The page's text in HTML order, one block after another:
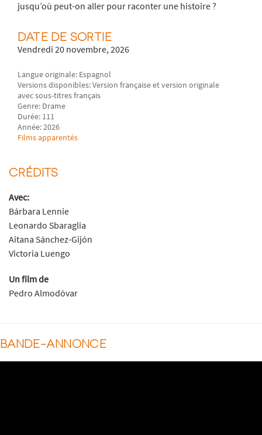
jusqu’où peut-on aller pour raconter une histoire ?
DATE DE SORTIE
Vendredi 20 novembre, 2026
Langue originale: Espagnol
Versions disponibles: Version française et version originale
avec sous-titres français
Genre: Drame
Durée: 111
Année: 2026
Films apparentés
CRÉDITS
Avec:
Bárbara Lennie
Leonardo Sbaraglia
Aitana Sánchez-Gijón
Victoria Luengo
Un film de
Pedro Almodóvar
BANDE-ANNONCE